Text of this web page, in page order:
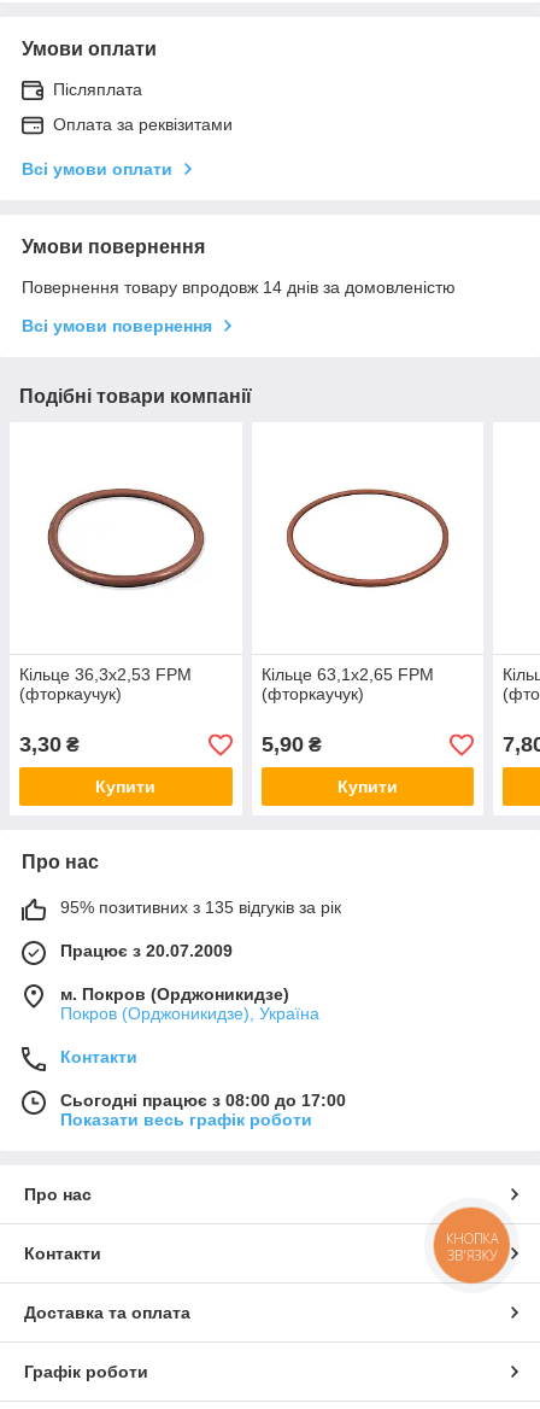
Умови оплати
Післяплата
Оплата за реквізитами
Всі умови оплати
Умови повернення
Повернення товару впродовж 14 днів за домовленістю
Всі умови повернення
Подібні товари компанії
Кільце 36,3х2,53 FPM
(фторкаучук)
3,30 ₴
Купити
Кільце 63,1х2,65 FPM
(фторкаучук)
5,90₴
Купити
Про нас
95% позитивних з 135 відгуків за рік
Працює з 20.07.2009
м. Покров (Орджоникидзе)
Покров (Орджоникидзе), Україна
Контакти
Сьогодні працює з 08:00 до 17:00
Показати весь графік роботи
Про нас
Контакти
Доставка та оплата
Графік роботи
КНОПКА
ЗВ'ЯЗКУ